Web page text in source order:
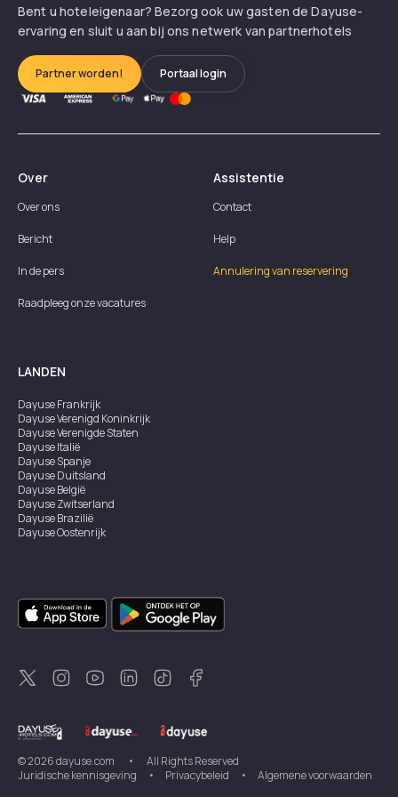
Bent u hoteleigenaar? Bezorg ook uw gasten de Dayuse-
ervaring en sluit u aan bij ons netwerk van partnerhotels
Partner worden! Portaal login
Over
Over ons
Bericht
In de pers
Raadpleeg onze vacatures
Assistentie
Contact
Help
Annulering van reservering
LANDEN
DayuseFrankrijk
DayuseVerenigd Koninkrijk
DayuseVerenigde Staten
DayuseItalië
DayuseSpanje
DayuseDuitsland
DayuseBelgië
DayuseZwitserland
DayuseBrazilië
DayuseOostenrijk
DayuseSingapore
DayuseZweden
DayuseThailand
DayuseNieuw-Zeeland
DayuseTurkiye
©2026dayuse.com •
All Rights Reserved
Juridische kennisgeving
• Privacybeleid • Algemene voorwaarden